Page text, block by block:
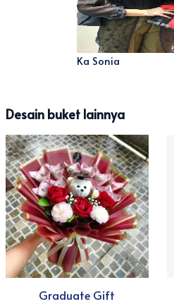
Ka Sonia
Desain buket lainnya
Graduate Gift